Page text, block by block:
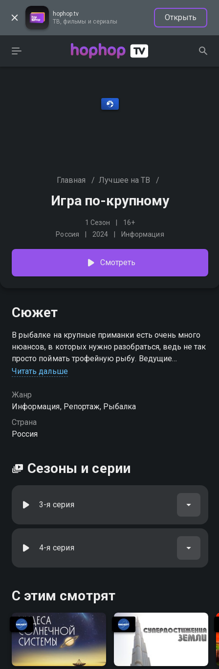
hophop.tv
ТВ, фильмы и сериалы
Открыть
Главная / Лучшее на ТВ /
Игра по-крупному
1 Сезон
16+
Россия
2024 Информация
Смотреть
Сюжет
В рыбалке на крупные приманки есть очень много
нюансов, в которых нужно разобраться, ведь не так
просто поймать трофейную рыбу. Ведущие
программы расскажут и покажут, как ловить
Читать дальше
Жанр
Информация, Репортаж, Рыбалка
Страна
Россия
Сезоны и серии
3-я серия
4-я серия
С этим смотрят